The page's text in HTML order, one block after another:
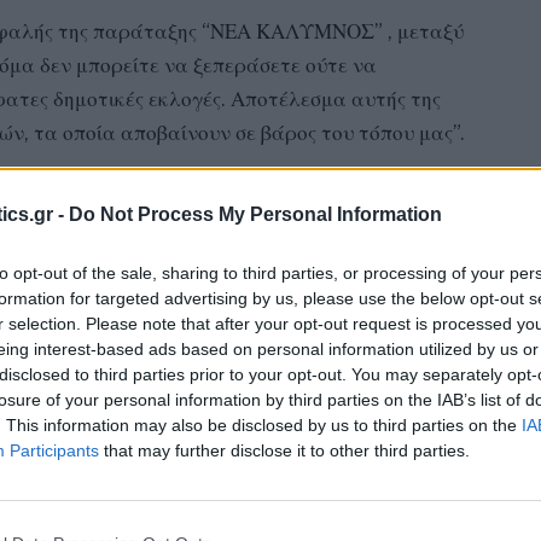
- Do Not Process My Personal Information
opt-out of the sale, sharing to third parties, or processing of your
for targeted advertising by us, please use the below opt-out
selection. Please note that after your opt-out request is processed
interest-based ads based on personal information utilized by us
to third parties prior to your opt-out. You may separately
of your personal information by third parties on the IAB’s list of
This information may also be disclosed by us to third parties on the
Participants that may further disclose it to other third parties.
της παράταξης “ΝΕΑ ΚΑΛΥΜΝΟΣ” , μεταξύ
δεν μπορείτε να ξεπεράσετε ούτε να
δημοτικές εκλογές. Αποτέλεσμα αυτής της
τα οποία αποβαίνουν σε βάρος του τόπου μας”.
ούτε να διαχειριστείτε την ήττα σας,
αυτής της διαταραχής, προβαίνετε σε
βάρος του τόπου μας .
με τίτλο «Ωσεί παρών» , έχω να
ευχαριστώ για την πίστη σας, ότι ο Δήμαρχος